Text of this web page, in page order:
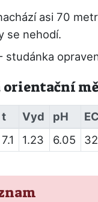
asi 70
se nehodí.
studánka
orientační
t Vyd pH EC
7.1 1.23 6.05